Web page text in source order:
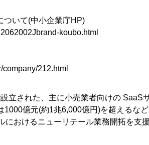
いて(中小企業庁HP)
koubo.html
212.html
立された、主に小売業者向けの SaaS
億元(約1兆6,000億円)を超えるな
おけるニューリテール業務開拓を支援